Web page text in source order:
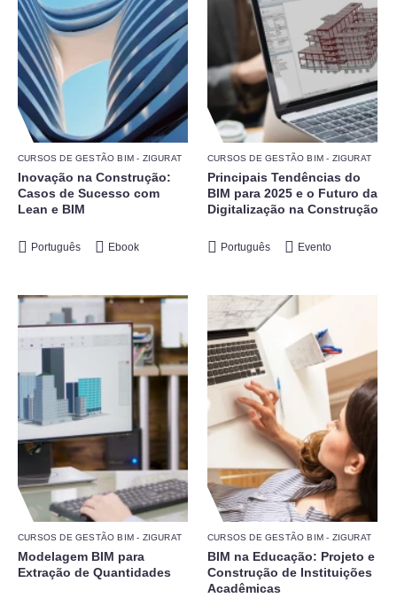
CURSOS DE GESTÃO BIM - ZIGURAT
Inovação na Construção:
Casos de Sucesso com
Lean e BIM
Português Ebook
CURSOS DE GESTÃO BIM - ZIGURAT
Principais Tendências do
BIM para 2025 e o Futuro da
Digitalização na Construção
Português Evento
CURSOS DE GESTÃO BIM - ZIGURAT
Modelagem BIM para
Extração de Quantidades
CURSOS DE GESTÃO BIM - ZIGURAT
BIM na Educação: Projeto e
Construção de Instituições
Acadêmicas